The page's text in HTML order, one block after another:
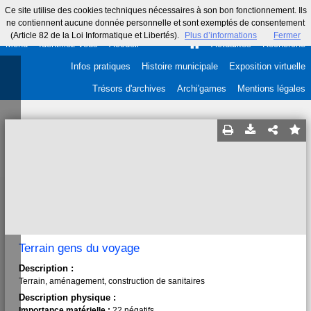
Ce site utilise des cookies techniques nécessaires à son bon fonctionnement. Ils
ne contiennent aucune donnée personnelle et sont exemptés de consentement
(Article 82 de la Loi Informatique et Libertés).
Plus d’informations Fermer
Menu Identifiez-vous Accueil Actualités Recherche
Infos pratiques Histoire municipale Exposition virtuelle
Trésors d'archives Archi'games Mentions légales
Terrain gens du voyage
Description :
Terrain, aménagement, construction de sanitaires
Description physique :